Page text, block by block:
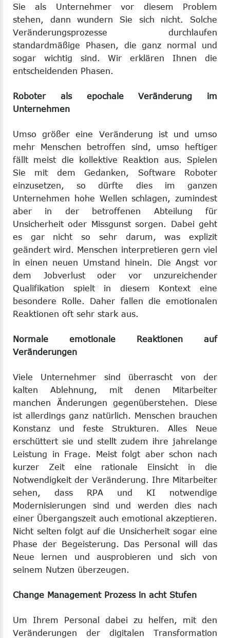
Sie als Unternehmer vor diesem Problem
stehen, dann wundern Sie sich nicht. Solche
Veränderungsprozesse durchlaufen
standardmäßige Phasen, die ganz normal und
sogar wichtig sind. Wir erklären Ihnen die
entscheidenden Phasen.
Roboter als epochale Veränderung im
Unternehmen
Umso größer eine Veränderung ist und umso
mehr Menschen betroffen sind, umso heftiger
fällt meist die kollektive Reaktion aus. Spielen
Sie mit dem Gedanken, Software Roboter
einzusetzen, so dürfte dies im ganzen
Unternehmen hohe Wellen schlagen, zumindest
aber in der betroffenen Abteilung für
Unsicherheit oder Missgunst sorgen. Dabei geht
es gar nicht so sehr darum, was explizit
geändert wird. Menschen interpretieren gern viel
in einen neuen Umstand hinein. Die Angst vor
dem Jobverlust oder vor unzureichender
Qualifikation spielt in diesem Kontext eine
besondere Rolle. Daher fallen die emotionalen
Reaktionen oft sehr stark aus.
Normale emotionale Reaktionen auf
Veränderungen
Viele Unternehmer sind überrascht von der
kalten Ablehnung, mit denen Mitarbeiter
manchen Änderungen gegenüberstehen. Diese
ist allerdings ganz natürlich. Menschen brauchen
Konstanz und feste Strukturen. Alles Neue
erschüttert sie und stellt zudem ihre jahrelange
Leistung in Frage. Meist folgt aber schon nach
kurzer Zeit eine rationale Einsicht in die
Notwendigkeit der Veränderung. Ihre Mitarbeiter
sehen, dass RPA und KI notwendige
Modernisierungen sind und werden dies nach
einer Übergangszeit auch emotional akzeptieren.
Nicht selten folgt auf die Unsicherheit sogar eine
Phase der Begeisterung. Das Personal will das
Neue lernen und ausprobieren und sich von
seinem Nutzen überzeugen.
Change Management Prozess in acht Stufen
Um Ihrem Personal dabei zu helfen, mit den
Veränderungen der digitalen Transformation